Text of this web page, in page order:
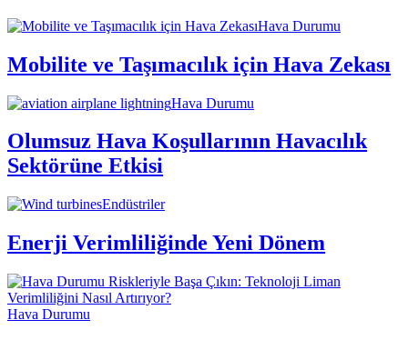
Hava Durumu
Mobilite ve Taşımacılık için Hava Zekası
Hava Durumu
Olumsuz Hava Koşullarının Havacılık
Sektörüne Etkisi
Endüstriler
Enerji Verimliliğinde Yeni Dönem
Hava Durumu